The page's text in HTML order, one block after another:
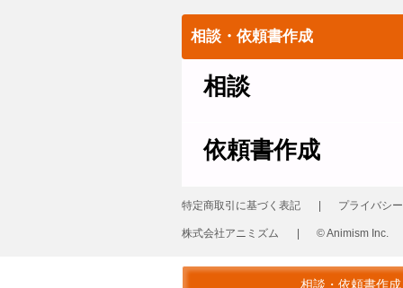
相談・依頼書作成
相談
依頼書作成
特定商取引に基づく表記 プライバシ
株式会社アニミズム © Animism Inc.
© 2026 革製品の修理 レザーリフォーム相談・依頼書作成